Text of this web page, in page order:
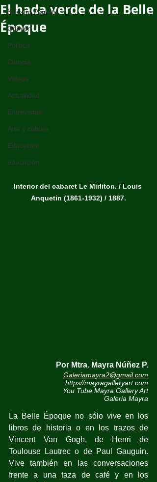
Nuestro Planeta
Opinión
Política
Ciencia
Videos
Actualidad
Entrevistas
Arte y cultura
Educación
educación
El hada verde de la Belle
Époque
Interior del cabaret Le Mirliton. / Louis
Anquetin (1861-1932) / 1887.
Por Mtra. Mayra Núñez P.
Galeriamayra2@gmail.com
https//mayragalleryart.com
You Tube Mayra Gallery Art
Galeria Mayra
La Belle Époque no sólo vive en los
libros de historia o en los trazos de
Vincent Van Gogh, de Henri de
Toulouse Lautrec o de Paul Gauguin.
Vive también en las conversaciones
frente a una taza de café y en los